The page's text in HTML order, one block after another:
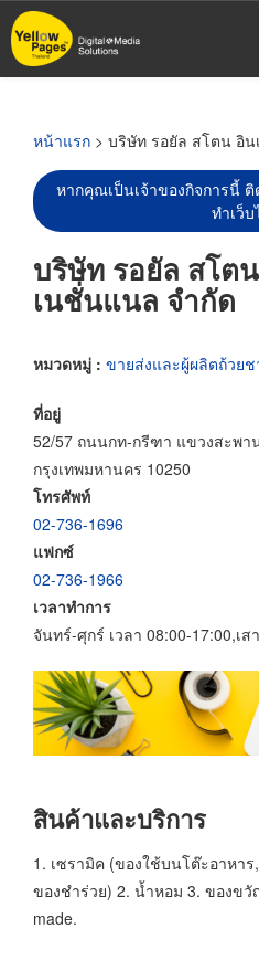
ข้าม
ไป
หน้าแรก > บริษัท รอยัล สโตน อิ
หากคุณเป็นเจ้าของกิจการนี้
ทำเว็
บริษัท รอยัล สโต
เนชั่นแนล จำกัด
หมวดหมู่ : ขายส่งและผู้ผลิตถ้วยช
ที่อยู่
52/57 ถนนกท-กรีฑา แขวงสะพา
กรุงเทพมหานคร 10250
โทรศัพท์
02-736-1696
แฟกซ์
02-736-1966
เวลาทำการ
จันทร์-ศุกร์ เวลา 08:00-17:00,เส
สินค้าและบริการ
1. เซรามิค (ของใช้บนโต๊ะอาหา
ของชำร่วย) 2. น้ำหอม 3. ของข
made.